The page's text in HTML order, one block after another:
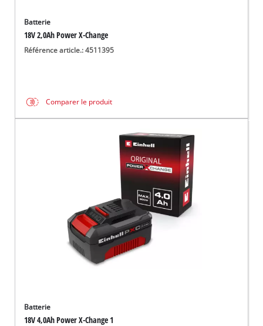
Batterie
18V 2,0Ah Power X-Change
Référence article.: 4511395
Comparer le produit
Batterie
18V 4,0Ah Power X-Change 1